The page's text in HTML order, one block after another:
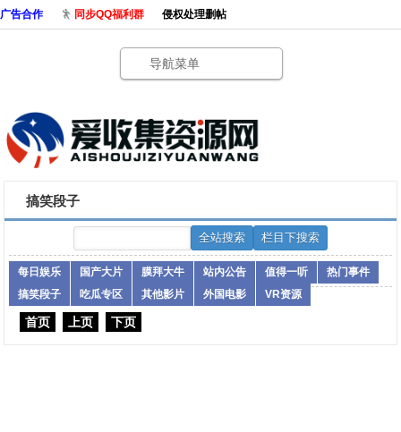
广告合作 同步QQ福利群 侵权处理删帖
导航菜单
搞笑段子
每日娱乐 国产大片 膜拜大牛 站内公告 值得一听
热门事件
搞笑段子
吃瓜专区 其他影片 外国电影 VR资源
首页 上页 下页